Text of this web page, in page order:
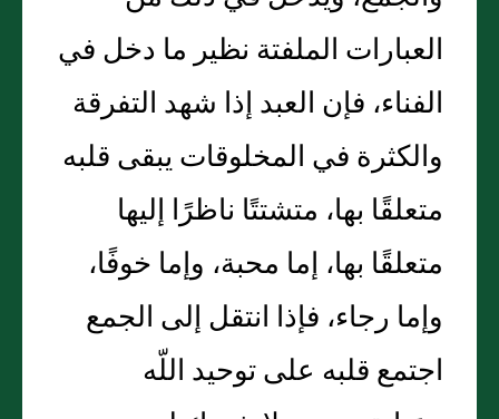
العبارات الملفتة نظير ما دخل في
الفناء، فإن العبد إذا شهد التفرقة
والكثرة في المخلوقات يبقى قلبه
متعلقًا بها، متشتتًا ناظرًا إليها
متعلقًا بها، إما محبة، وإما خوفًا،
وإما رجاء، فإذا انتقل إلى الجمع
اجتمع قلبه على توحيد اللّه